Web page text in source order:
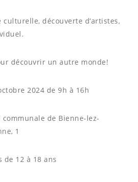
découverte d’artistes,
découvrir un autre monde!
2024 de 9h à 16h
communale de Bienne-lez-
1
de 12 à 18 ans